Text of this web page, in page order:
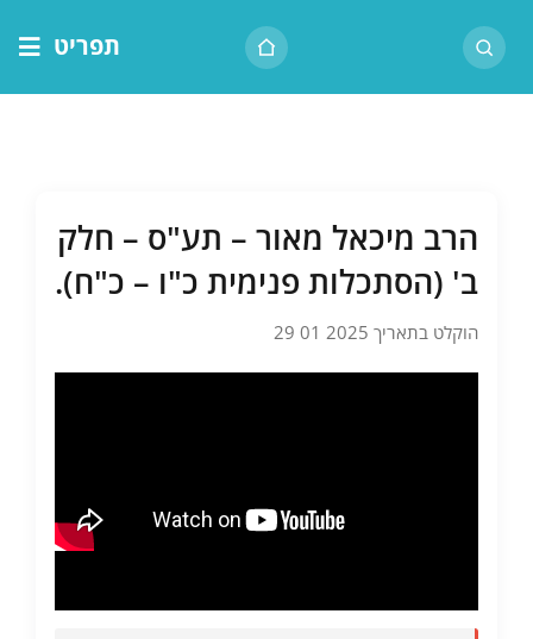
לתוכן
תפריט
שיעור יומי
מאמרים
הרב מיכאל מאור – תע"ס – חלק
ב' (הסתכלות פנימית כ"ו – כ"ח).
הוקלט בתאריך 2025 01 29